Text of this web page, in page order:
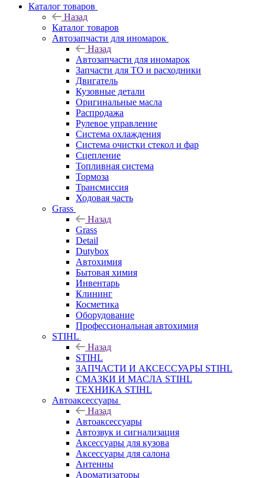
Каталог товаров
Назад
Каталог товаров
Автозапчасти для иномарок
Назад
Автозапчасти для иномарок
Запчасти для ТО и расходники
Двигатель
Кузовные детали
Оригинальные масла
Распродажа
Рулевое управление
Система охлаждения
Система очистки стекол и фар
Сцепление
Топливная система
Тормоза
Трансмиссия
Ходовая часть
Grass
Назад
Grass
Detail
Dutybox
Автохимия
Бытовая химия
Инвентарь
Клининг
Косметика
Оборудование
Профессиональная автохимия
STIHL
Назад
STIHL
ЗАПЧАСТИ И АКСЕССУАРЫ STIHL
СМАЗКИ И МАСЛА STIHL
ТЕХНИКА STIHL
Автоаксессуары
Назад
Автоаксессуары
Автозвук и сигнализация
Аксессуары для кузова
Аксессуары для салона
Антенны
Ароматизаторы